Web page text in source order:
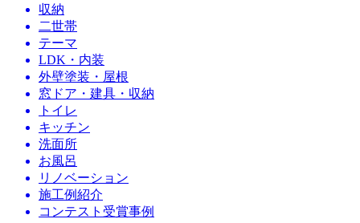
収納
二世帯
テーマ
LDK・内装
外壁塗装・屋根
窓ドア・建具・収納
トイレ
キッチン
洗面所
お風呂
リノベーション
施工例紹介
コンテスト受賞事例